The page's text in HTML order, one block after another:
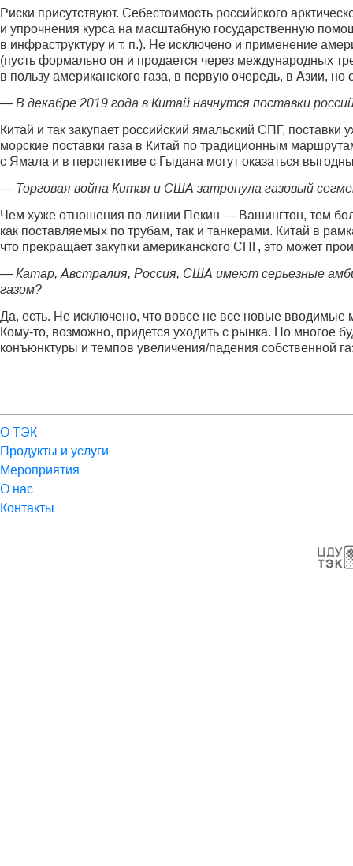
Риски присутствуют. Себестоимость российского
и упрочнения курса на масштабную государственную
в инфраструктуру и т. п.). Не исключено и применение
(пусть формально он и продается через международных
в пользу американского газа, в первую очередь, в Азии,
— В декабре 2019 года в Китай начнутся поставки
Китай и так закупает российский ямальский СПГ,
морские поставки газа в Китай по традиционным
с Ямала и в перспективе с Гыдана могут оказаться
— Торговая война Китая и США затронула газовый
Чем хуже отношения по линии Пекин — Вашингтон, тем
как поставляемых по трубам, так и танкерами. Китай в
что прекращает закупки американского СПГ, это может
— Катар, Австралия, Россия, США имеют серьезные
газом?
Да, есть. Не исключено, что вовсе не все новые
Кому‑то, возможно, придется уходить с рынка. Но многое
конъюнктуры и темпов увеличения/падения собственной
О ТЭК
Продукты и услуги
Мероприятия
О нас
Контакты